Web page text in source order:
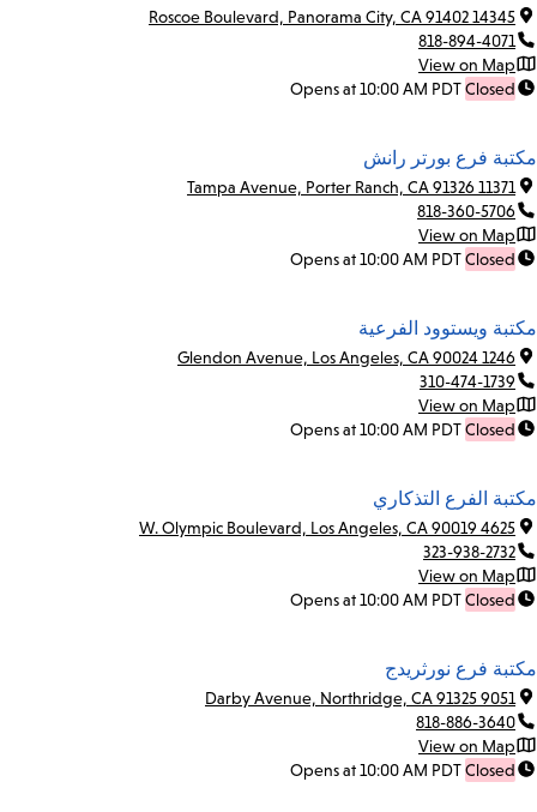
14345 Roscoe Boulevard, Panorama City, CA 91402
818-894-4071
View on Map
Closed
Opens at 10:00 AM PDT
مكتبة فرع بورتر رانش
11371 Tampa Avenue, Porter Ranch, CA 91326
818-360-5706
View on Map
Closed
Opens at 10:00 AM PDT
مكتبة ويستوود الفرعية
1246 Glendon Avenue, Los Angeles, CA 90024
310-474-1739
View on Map
Closed
Opens at 10:00 AM PDT
مكتبة الفرع التذكاري
4625 W. Olympic Boulevard, Los Angeles, CA 90019
323-938-2732
View on Map
Closed
Opens at 10:00 AM PDT
مكتبة فرع نورثريدج
9051 Darby Avenue, Northridge, CA 91325
818-886-3640
View on Map
Closed
Opens at 10:00 AM PDT